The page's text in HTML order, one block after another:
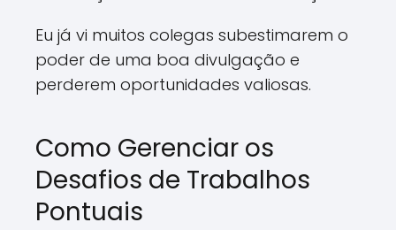
Eu já vi muitos colegas subestimarem o
poder de uma boa divulgação e
perderem oportunidades valiosas.
Como Gerenciar os
Desafios de Trabalhos
Pontuais